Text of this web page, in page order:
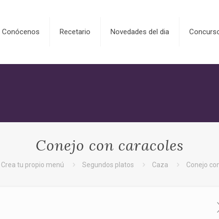
Conócenos Recetario Novedades del dia
Conejo con caracoles
Crea tu propio menú Segundos platos Caza Conejo